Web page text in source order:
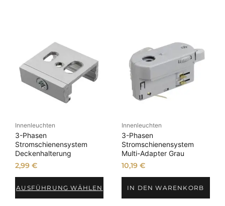
Innenleuchten
3-Phasen
Stromschienensystem
Deckenhalterung
2,99€
AUSFÜHRUNG WÄHLEN
Innenleuchten
3-Phasen
Stromschienensystem
Multi-Adapter Grau
10,19 €
IN DEN WARENKORB